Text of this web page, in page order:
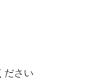
ださい